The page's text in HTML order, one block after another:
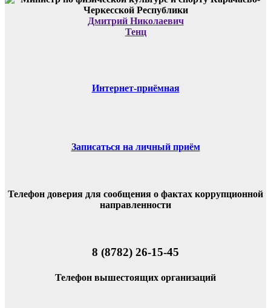
Дмитрий Николаевич
Тенц
Интернет-приёмная
Записаться на личный приём
Телефон доверия для сообщения о фактах коррупционной
направленности
8 (8782) 26-15-45
Телефон вышестоящих организаций